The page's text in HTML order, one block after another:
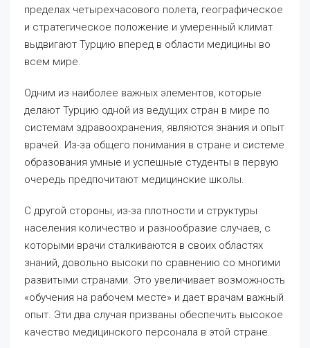
пределах четырехчасового полета, географическое
и стратегическое положение и умеренный климат
выдвигают Турцию вперед в области медицины во
всем мире.
Одним из наиболее важных элементов, которые
делают Турцию одной из ведущих стран в мире по
системам здравоохранения, являются знания и опыт
врачей. Из-за общего понимания в стране и системе
образования умные и успешные студенты в первую
очередь предпочитают медицинские школы.
С другой стороны, из-за плотности и структуры
населения количество и разнообразие случаев, с
которыми врачи сталкиваются в своих областях
знаний, довольно высоки по сравнению со многими
развитыми странами. Это увеличивает возможность
«обучения на рабочем месте» и дает врачам важный
опыт. Эти два случая призваны обеспечить высокое
качество медицинского персонала в этой стране.